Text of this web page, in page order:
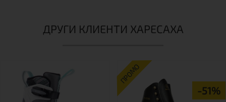
ДРУГИ КЛИЕНТИ ХАРЕСАХА
ПРОМО
-51%